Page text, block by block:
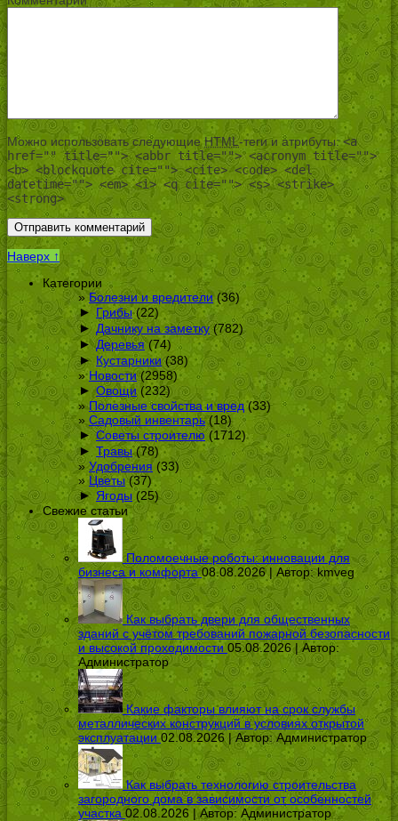
Можно использовать следующиеHTML-теги и атрибуты:<a
href="" title=""> <abbr title=""> <acronym title="">
<b> <blockquote cite=""> <cite> <code> <del
datetime=""> <em> <i> <q cite=""> <s> <strike>
<strong>
Наверх ↑
Категории
Болезни и вредители (36)
► Грибы(22)
► Дачнику на заметку(782)
► Деревья(74)
► Кустарники(38)
Новости(2958)
► Овощи (232)
Полезные свойства и вред(33)
Садовый инвентарь(18)
► Советы строителю(1712)
► Травы(78)
Удобрения(33)
Цветы(37)
► Ягоды(25)
Свежие статьи
Поломоечные роботы: инновации для
бизнеса и комфорта 08.08.2026 | Автор:kmveg
Как выбрать двери для общественных
зданий с учётом требований пожарной безопасности
и высокой проходимости 05.08.2026 | Автор:
Администратор
Какие факторы влияют на срок службы
металлических конструкций в условиях открытой
эксплуатации 02.08.2026 | Автор:Администратор
Как выбрать технологию строительства
загородного дома в зависимости от особенностей
участка 02.08.2026 | Автор: Администратор